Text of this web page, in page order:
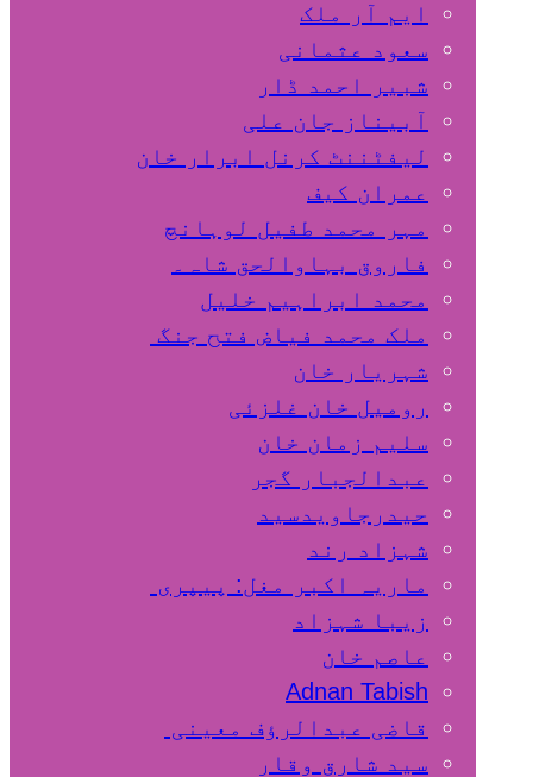
ایم آر ملک
سعود عثمانی
شبیر احمد ڈار
آبیناز جان علی
لیفٹننٹ کرنل ابرار خان
عمران کیف
مہر محمد طفیل لوہانچ
فاروق بہاوالحق شاہ۔
محمد ابراہیم خلیل
ملک محمد فیاض فتح جنگ
شہریار خان
رومیل خان غلزئی
سلیم زمان خان
عبدالجبار گجر
حیدرجاویدسید
شہزاد رند
ماریہ اکبر مغل: پیپری
زیبا شہزاد
عاصم خان
Adnan Tabish
قاضی عبدالرؤف معینی
سید شارق وقار